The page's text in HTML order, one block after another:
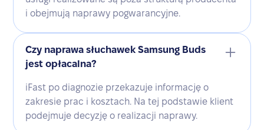
i obejmują naprawy pogwarancyjne.
Czy naprawa słuchawek Samsung Buds
jest opłacalna?
iFast po diagnozie przekazuje informację o
zakresie prac i kosztach. Na tej podstawie klient
podejmuje decyzję o realizacji naprawy.